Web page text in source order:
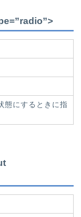
態にするときに指